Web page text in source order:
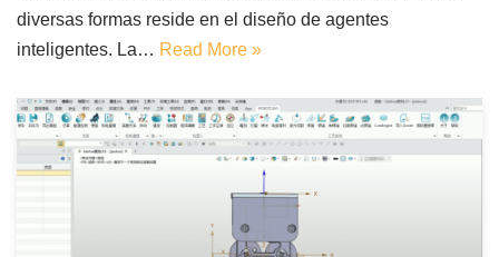
diversas formas reside en el diseño de agentes
inteligentes. La… Read More »